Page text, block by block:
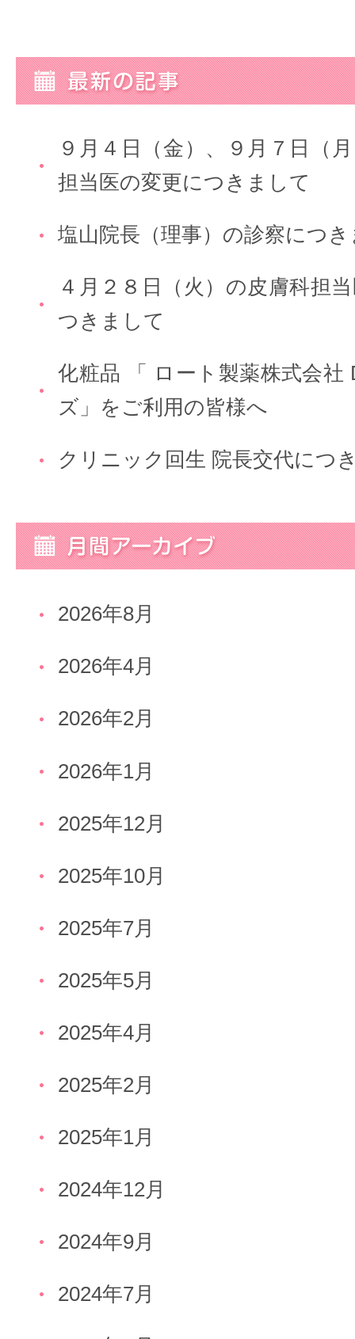
９月４日（金）、９月７日（
担当医の変更につきまして
塩山院長（理事）の診察につ
４月２８日（火）の皮膚科担
つきまして
化粧品 「 ロート製薬株式会社
ズ」をご利用の皆様へ
クリニック回生 院長交代につ
2026年8月
2026年4月
2026年2月
2026年1月
2025年12月
2025年10月
2025年7月
2025年5月
2025年4月
2025年2月
2025年1月
2024年12月
2024年9月
2024年7月